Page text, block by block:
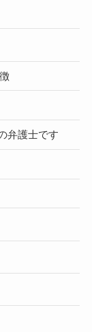
弁護士です